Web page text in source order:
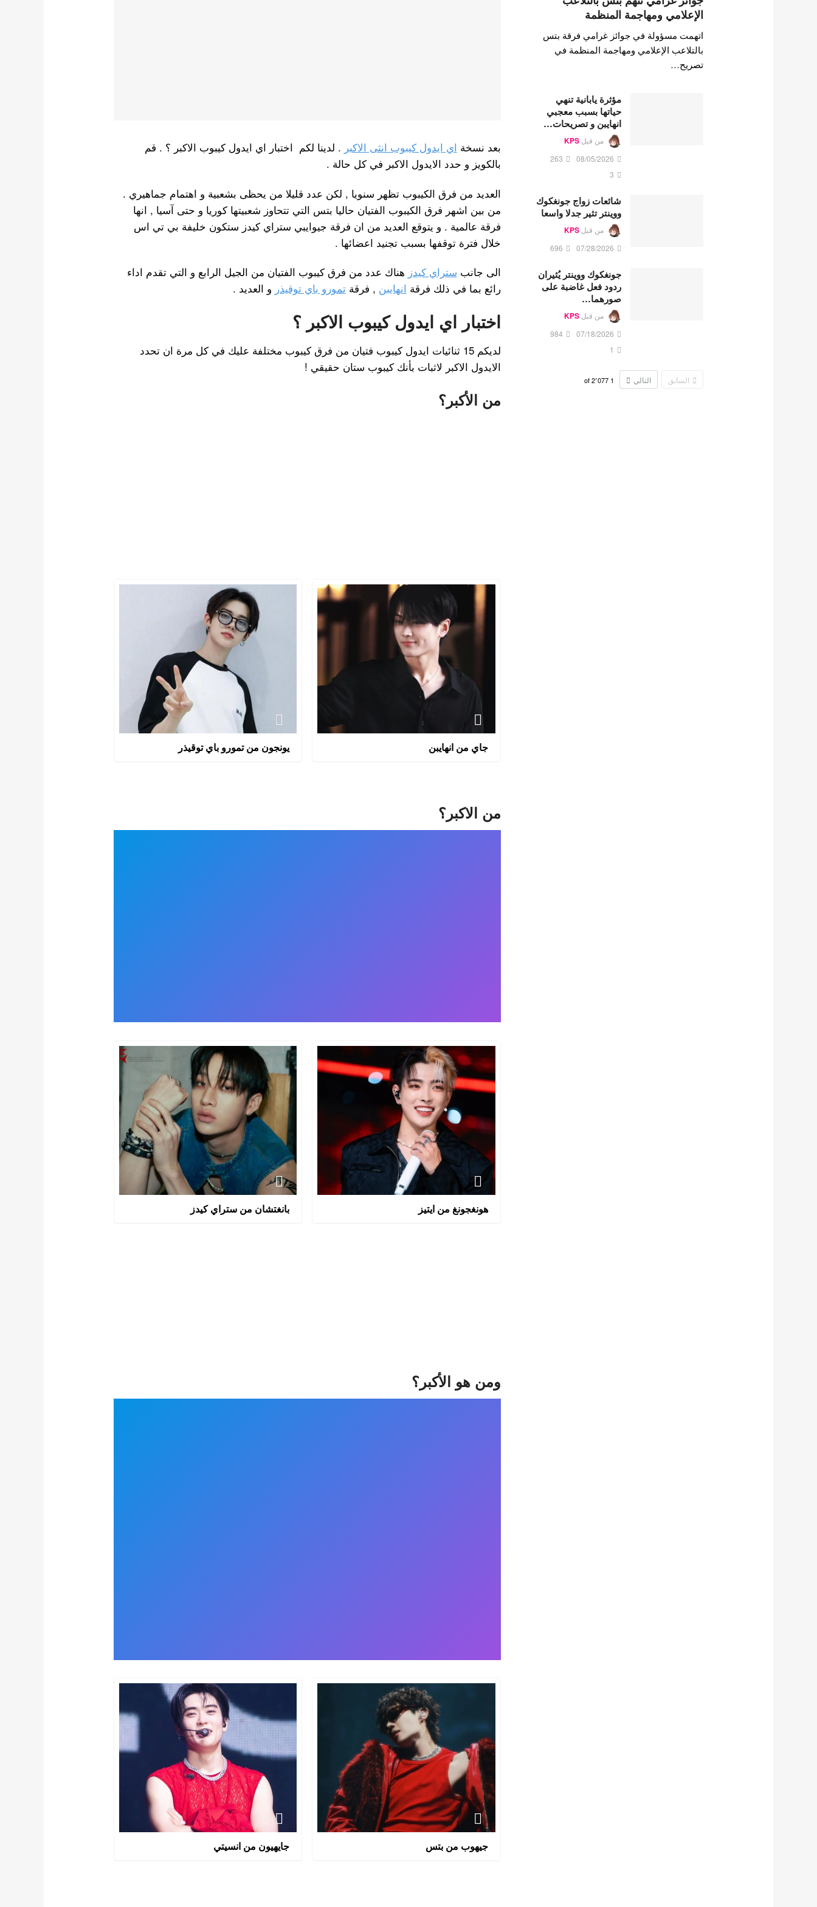
بعد نسخة اي ايدول كيبوب انثى الاكبر . لدينا لكم اختبار اي ايدول كيبوب الاكبر ؟ . قم
بالكويز و حدد الايدول الاكبر في كل حالة .
العديد من فرق الكيبوب تظهر سنويا , لكن عدد قليلا من يحظى بشعبية و اهتمام جماهيري .
من بين اشهر فرق الكيبوب الفتيان حاليا بتس التي تتحاوز شعبيتها كوريا و حتى آسيا , انها
فرقة عالمية . و يتوقع العديد من ان فرقة جيوايبي ستراي كيدز ستكون خليفة بي تي اس
خلال فترة توقفها بسبب تجنيد اعضائها .
الى جانب ستراي كيدز هناك عدد من فرق كيبوب الفتيان من الجيل الرابع و التي تقدم اداء
رائع بما في ذلك فرقة انهايبن , فرقةتمورو باي توقيذر و العديد .
اختبار اي ايدول كيبوب الاكبر ؟
لديكم 15 ثنائيات ايدول كيبوب فتيان من فرق كيبوب مختلفة عليك في كل مرة ان تحدد
الايدول الاكبر لاثبات بأنك كيبوب ستان حقيقي !
من الأكبر؟
جاي من انهايبن يونجون من تمورو باي توقيذر
من الاكبر؟
هونغجونغ من ايتيز بانغتشان من ستراي كيدز
ومن هو الأكبر؟
جيهوب من بتس جايهيون من انسيتي
الإعلامي ومهاجمة المنظمة
اتهمت مسؤولة في جوائز غرامي فرقة بتس
بالتلاعب الإعلامي ومهاجمة المنظمة في
تصريح…
مؤثرة يابانية تنهي
حياتها بسبب معجبي
انهايبن و تصريحات…
من قبل KPS
08/05/2026
263
3
شائعات زواج جونغكوك
ووينتر تثير جدلا واسعا
من قبل KPS
07/28/2026
696
جونغكوك ووينتر يُثيران
ردود فعل غاضبة على
صورهما…
من قبل KPS
07/18/2026
984
1
السابق التالي 1 2٬077